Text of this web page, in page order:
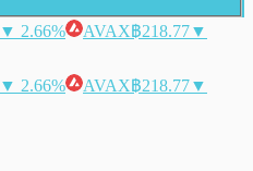
▼ 2.66% AVAX฿218.77▼
▼ 2.66% AVAX฿218.77▼